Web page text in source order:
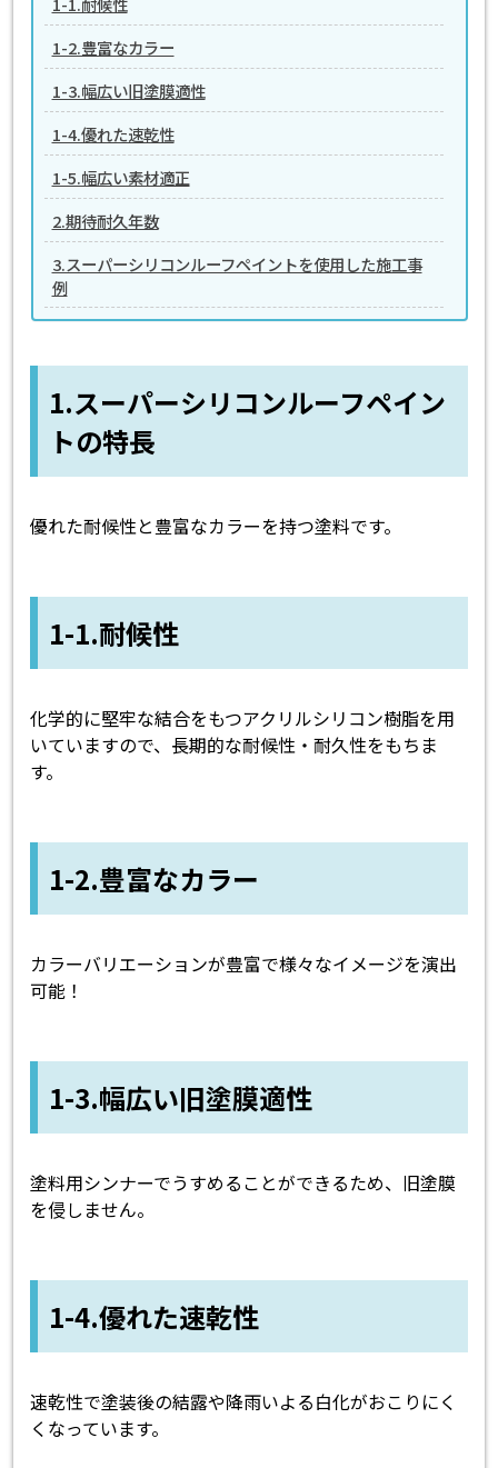
1-2.豊富なカラー
1-3.幅広い旧塗膜適性
1-4.優れた速乾性
1-5.幅広い素材適正
2.期待耐久年数
3.スーパーシリコンルーフペイントを使用した施工事
例
1.スーパーシリコンルーフペイン
トの特長
優れた耐候性と豊富なカラーを持つ塗料です。
1-1.耐候性
化学的に堅牢な結合をもつアクリルシリコン樹脂を用
いていますので、長期的な耐候性・耐久性をもちま
す。
1-2.豊富なカラー
カラーバリエーションが豊富で様々なイメージを演出
可能！
1-3.幅広い旧塗膜適性
塗料用シンナーでうすめることができるため、旧塗膜
を侵しません。
1-4.優れた速乾性
速乾性で塗装後の結露や降雨いよる白化がおこりにく
くなっています。